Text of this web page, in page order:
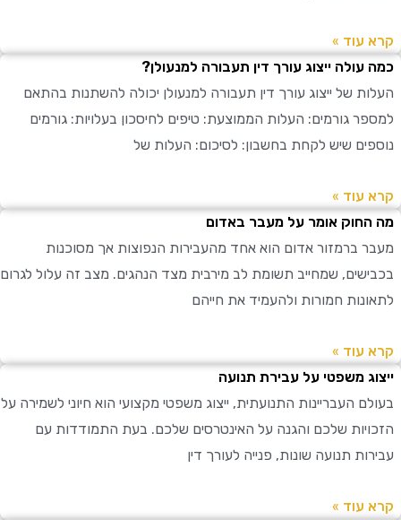
»
ייצוג עורך דין תעבורה למנעולן?
של ייצוג עורך דין תעבורה למנעולן יכולה להשתנות בהתאם
גורמים: העלות הממוצעת: טיפים לחיסכון בעלויות: גורמים
שיש לקחת בחשבון: לסיכום: העלות של
»
אומר על מעבר באדום
ברמזור אדום הוא אחד מהעבירות הנפוצות אך מסוכנות
שמחייב תשומת לב מירבית מצד הנהגים. מצב זה עלול לגרום
חמורות ולהעמיד את חייהם
»
משפטי על עבירת תנועה
העבריינות התנועתית, ייצוג משפטי מקצועי הוא חיוני לשמירה על
שלכם והגנה על האינטרסים שלכם. בעת התמודדות עם
תנועה שונות, פנייה לעורך דין
»